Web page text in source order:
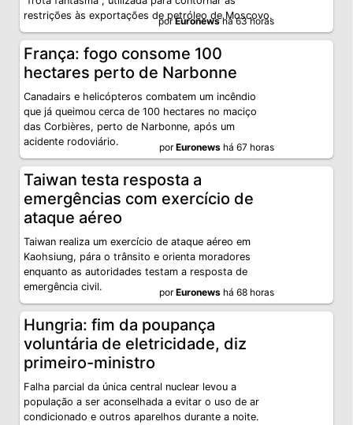
restrições às exportações de petróleo de Moscovo.
porEuronewshá 63 horas
França: fogo consome 100
hectares perto de Narbonne
Canadairs e helicópteros combatem um incêndio
que já queimou cerca de 100 hectares no maciço
das Corbières, perto de Narbonne, após um
acidente rodoviário.
porEuronews há 67 horas
Taiwan testa resposta a
emergências com exercício de
ataque aéreo
Taiwan realiza um exercício de ataque aéreo em
Kaohsiung, pára o trânsito e orienta moradores
enquanto as autoridades testam a resposta de
emergência civil.
porEuronews há 68 horas
Hungria: fim da poupança
voluntária de eletricidade, diz
primeiro-ministro
Falha parcial da única central nuclear levou a
população a ser aconselhada a evitar o uso de ar
condicionado e outros aparelhos durante a noite.